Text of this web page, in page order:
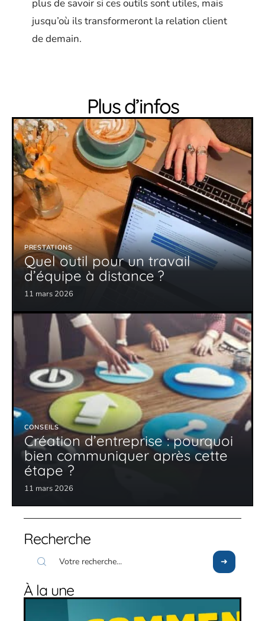
plus de savoir si ces outils sont utiles, mais
jusqu’où ils transformeront la relation client
de demain.
Plus d’infos
PRESTATIONS
Quel outil pour un travail
d’équipe à distance ?
11 mars 2026
CONSEILS
Création d’entreprise : pourquoi
bien communiquer après cette
étape ?
11 mars 2026
Recherche
À la une